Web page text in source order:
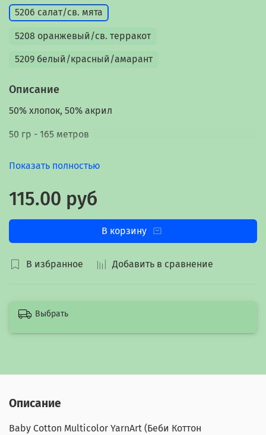
В избранное Добавить в сравнение
5206 салат/св. мята
5208 оранжевый/св. терракот
5209 белый/красный/амарант
Описание
50% хлопок, 50% акрил
50 гр - 165 метров
Показать полностью
115.00 руб
В корзину
Выбрать
Описание
Baby Cotton Multicolor YarnArt (Беби Коттон